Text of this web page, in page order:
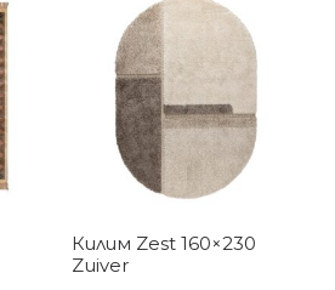
Килим Zest 160×230
Zuiver